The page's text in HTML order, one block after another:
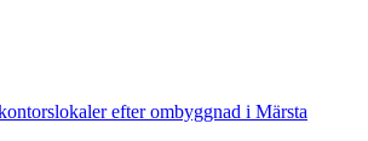
efter ombyggnad i Märsta